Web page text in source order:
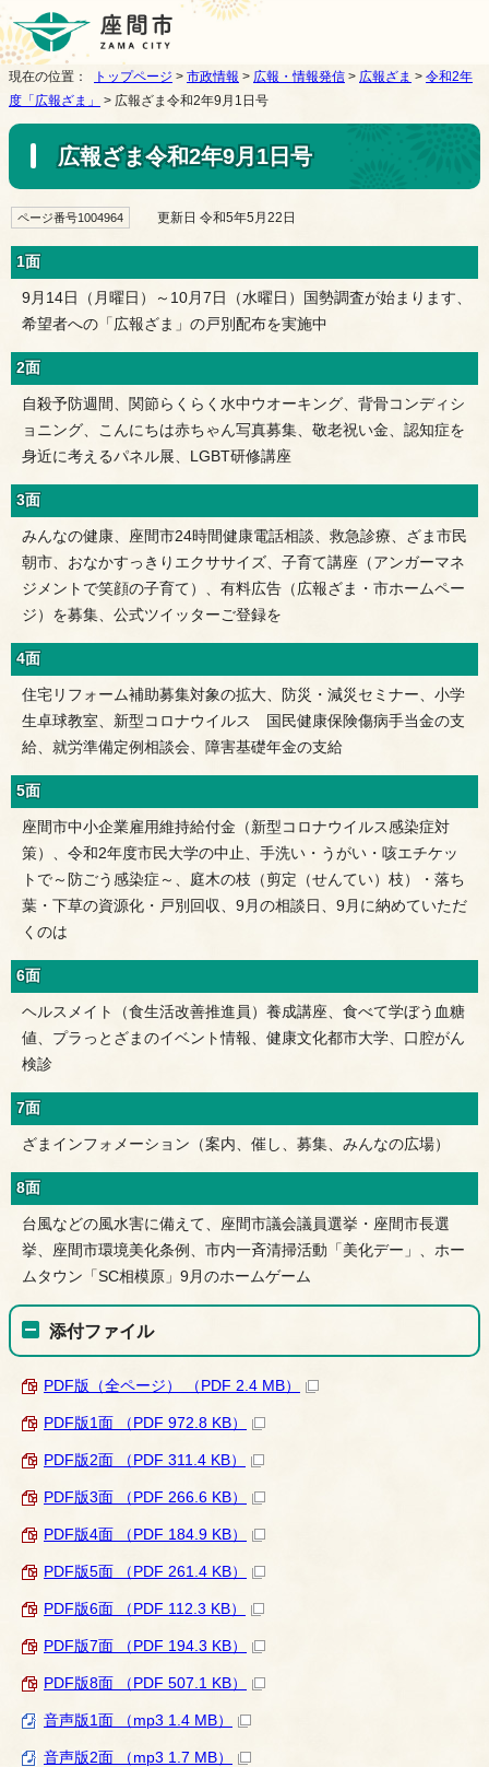
現在の位置： トップページ > 市政情報 > 広報・情報発信 > 広報ざま > 令和2年
度「広報ざま」
> 広報ざま令和2年9月1日号
広報ざま令和2年9月1日号
ページ番号1004964 更新日 令和5年5月22日
1面
9月14日（月曜日）～10月7日（水曜日）国勢調査が始まります、
希望者への「広報ざま」の戸別配布を実施中
2面
自殺予防週間、関節らくらく水中ウオーキング、背骨コンディシ
ョニング、こんにちは赤ちゃん写真募集、敬老祝い金、認知症を
身近に考えるパネル展、LGBT研修講座
3面
みんなの健康、座間市24時間健康電話相談、救急診療、ざま市民
朝市、おなかすっきりエクササイズ、子育て講座（アンガーマネ
ジメントで笑顔の子育て）、有料広告（広報ざま・市ホームペー
ジ）を募集、公式ツイッターご登録を
4面
住宅リフォーム補助募集対象の拡大、防災・減災セミナー、小学
生卓球教室、新型コロナウイルス 国民健康保険傷病手当金の支
給、就労準備定例相談会、障害基礎年金の支給
5面
座間市中小企業雇用維持給付金（新型コロナウイルス感染症対
策）、令和2年度市民大学の中止、手洗い・うがい・咳エチケッ
トで～防ごう感染症～、庭木の枝（剪定（せんてい）枝）・落ち
葉・下草の資源化・戸別回収、9月の相談日、9月に納めていただ
くのは
6面
ヘルスメイト（食生活改善推進員）養成講座、食べて学ぼう血糖
値、プラっとざまのイベント情報、健康文化都市大学、口腔がん
検診
7面
ざまインフォメーション（案内、催し、募集、みんなの広場）
8面
台風などの風水害に備えて、座間市議会議員選挙・座間市長選
挙、座間市環境美化条例、市内一斉清掃活動「美化デー」、ホー
ムタウン「SC相模原」9月のホームゲーム
添付ファイル
PDF版（全ページ） （PDF 2.4 MB）
PDF版1面 （PDF 972.8 KB）
PDF版2面 （PDF 311.4 KB）
PDF版3面 （PDF 266.6 KB）
PDF版4面 （PDF 184.9 KB）
PDF版5面 （PDF 261.4 KB）
PDF版6面 （PDF 112.3 KB）
PDF版7面 （PDF 194.3 KB）
PDF版8面 （PDF 507.1 KB）
音声版1面 （mp3 1.4 MB）
音声版2面 （mp3 1.7 MB）